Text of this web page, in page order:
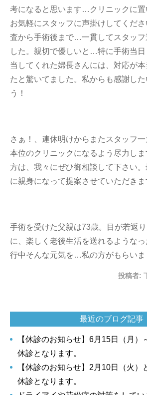
考になると思います…クリニックに置
お気軽にスタッフに声掛けしてくだ
査から手術後まで…一貫してスタッフ
した。親切で優しいと…特に手術当日
当してくれた婦長さんには、対応が
たと驚いてました。私からも感謝し
う！
さぁ！、連休明けからまたスタッフ
本位のクリニックになるよう尽力し
方は、我々にぜひ御相談して下さい
に親身になって提案させていただきま
手術を受けた父親は73歳。目が若返
に、楽しく老後生活を送れるような
行中そんな元気を…私の方がもらいま
投稿者:
最近のブログ記事
【休診のお知らせ】6月15日（月）
休診となります。
【休診のお知らせ】2月10日（火）
休診となります。